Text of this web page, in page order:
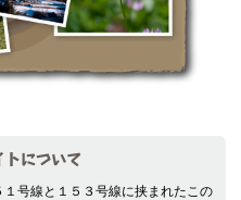
トについて
号線と１５３号線に挟まれたこの